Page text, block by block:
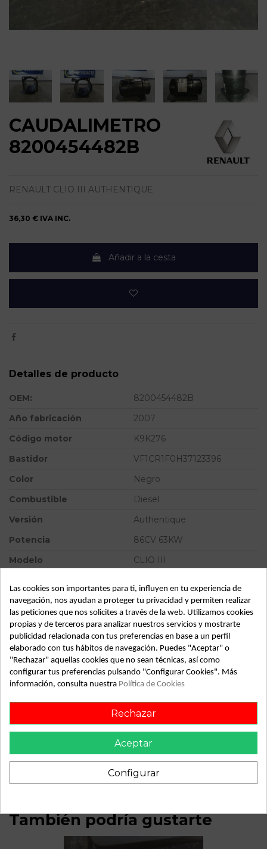
CAUDALIMETRO
8200454482B
RENAULT CLIO III AUTHENTIQUE
36,30 € IVA INC.
Añadir a la cesta
Detalles de producto
OEM:
8200454482B
Año fabricación
2007
Código motor
K9K276
Bastidor
VF1CR1F0H37123396
Color
Negro
Combustible
Diesel
Versión
Authentique
Potencia
86CV 63KW
Modelo
CLIO III
Almacén
49349
SubAlmacén
395
SubSubAlmacén
100030120
ID: 813205
Fecha disponible: 2022-05-17
Descripción
Recambio de caudalimetro para renault clio iii authentique
También podría gustarte
Las cookies son importantes para ti, influyen en tu experiencia de
navegación, nos ayudan a proteger tu privacidad y permiten realizar
las peticiones que nos solicites a través de la web. Utilizamos cookies
propias y de terceros para analizar nuestros servicios y mostrarte
publicidad relacionada con tus preferencias en base a un perfil
elaborado con tus hábitos de navegación. Puedes "Aceptar" o
"Rechazar" aquellas cookies que no sean técnicas, así como
configurar tus preferencias pulsando "Configurar Cookies". Más
información, consulta nuestra Política de Cookies
Rechazar
Aceptar
Configurar